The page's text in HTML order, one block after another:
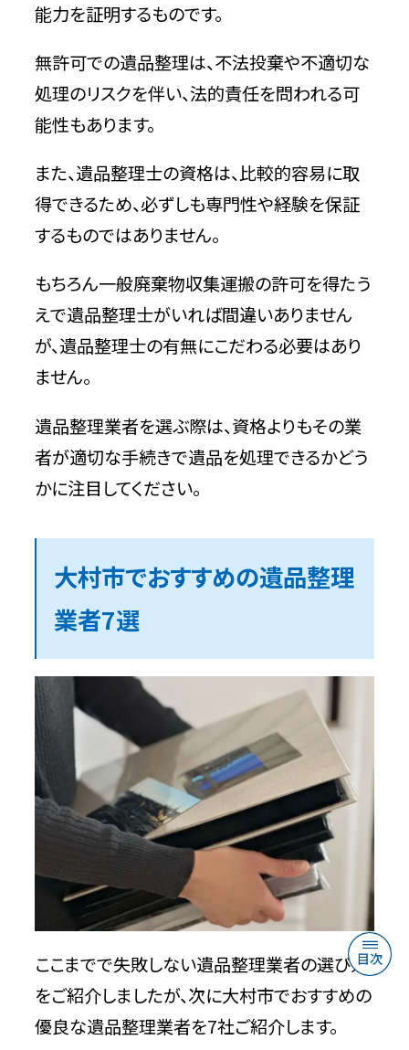
能力を証明するものです。
無許可での遺品整理は、不法投棄や不適切な
処理のリスクを伴い、法的責任を問われる可
能性もあります。
また、遺品整理士の資格は、比較的容易に取
得できるため、必ずしも専門性や経験を保証
するものではありません。
もちろん一般廃棄物収集運搬の許可を得たう
えで遺品整理士がいれば間違いありません
が、遺品整理士の有無にこだわる必要はあり
ません。
遺品整理業者を選ぶ際は、資格よりもその業
者が適切な手続きで遺品を処理できるかどう
かに注目してください。
大村市でおすすめの遺品整理
業者7選
ここまでで失敗しない遺品整理業者の選び方
をご紹介しましたが、次に大村市でおすすめの
優良な遺品整理業者を7社ご紹介します。